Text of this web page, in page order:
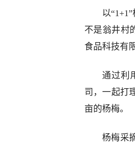
以
不是翁井村
食品科技有
通过利
司，一起打
亩的杨梅。
杨梅采